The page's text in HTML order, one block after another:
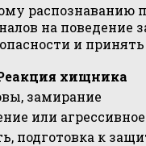
на поведение
и
хищника
замирание
или
подготовка к